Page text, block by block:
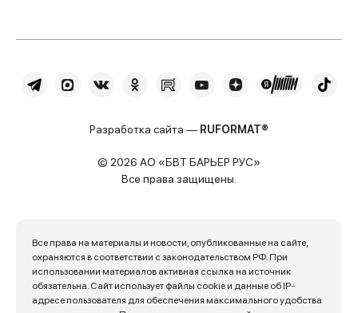
Разработка сайта — RUFORMAT®
© 2026 АО «БВТ БАРЬЕР РУС»
Все права защищены.
Все права на материалы и новости, опубликованные на сайте,
охраняются в соответствии с законодательством РФ. При
использовании материалов активная ссылка на источник
обязательна. Сайт использует файлы cookie и данные об IP-
адресе пользователя для обеспечения максимального удобства